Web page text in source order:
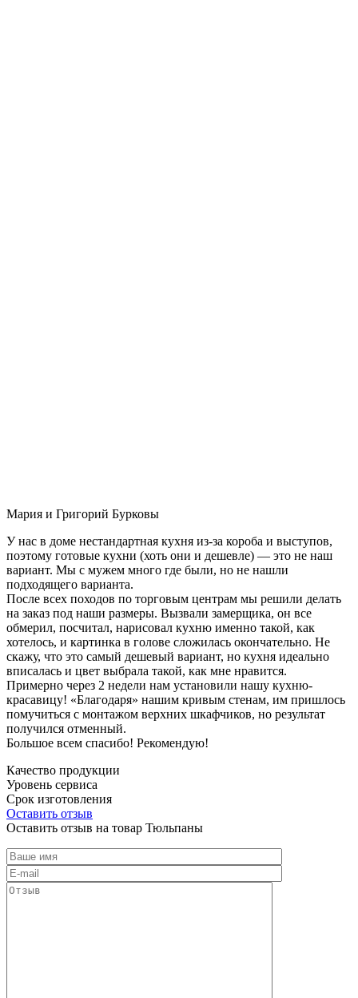
Мария и Григорий Бурковы
У нас в доме нестандартная кухня из-за короба и выступов,
поэтому готовые кухни (хоть они и дешевле) — это не наш
вариант. Мы с мужем много где были, но не нашли
подходящего варианта.
После всех походов по торговым центрам мы решили делать
на заказ под наши размеры. Вызвали замерщика, он все
обмерил, посчитал, нарисовал кухню именно такой, как
хотелось, и картинка в голове сложилась окончательно. Не
скажу, что это самый дешевый вариант, но кухня идеально
вписалась и цвет выбрала такой, как мне нравится.
Примерно через 2 недели нам установили нашу кухню-
красавицу! «Благодаря» нашим кривым стенам, им пришлось
помучиться с монтажом верхних шкафчиков, но результат
получился отменный.
Большое всем спасибо! Рекомендую!
Качество продукции
Уровень сервиса
Срок изготовления
Оставить отзыв
Оставить отзыв на товар Тюльпаны